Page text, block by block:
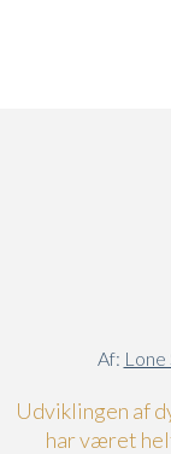
Af:
Udviklingen af
har været